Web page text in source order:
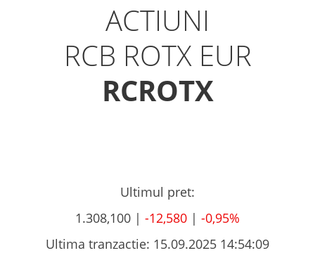
ACTIUNI
RCB ROTX EUR
RCROTX
Ultimul pret:
1.308,100 | -12,580 | -0,95%
Ultima tranzactie: 15.09.2025 14:54:09